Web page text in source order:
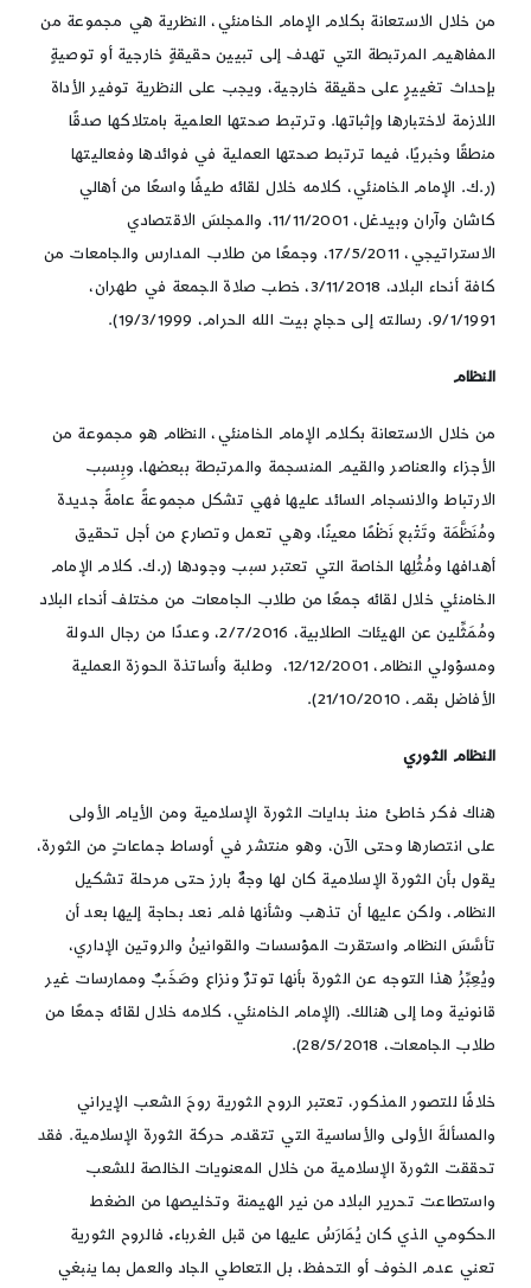
من خلال الاستعانة بكلام الإمام الخامنئي، النظرية هي مجموعة من
المفاهيم المرتبطة التي تهدف إلى تبيين حقيقةٍ خارجية أو توصيةٍ
بإحداث تغييرٍ على حقيقة خارجية، ويجب على النظرية توفير الأداة
اللازمة لاختبارها وإثباتها. وترتبط صحتها العلمية بامتلاكها صدقًا
منطقًا وخبريًا، فيما ترتبط صحتها العملية في فوائدها وفعاليتها
(ر.ك. الإمام الخامنئي، كلامه خلال لقائه طيفًا واسعًا من أهالي
كاشان وآران وبيدغل، 11/11/2001، والمجلسَ الاقتصادي
الاستراتيجي، 17/5/2011، وجمعًا من طلاب المدارس والجامعات من
كافة أنحاء البلاد، 3/11/2018، خطب صلاة الجمعة في طهران،
9/1/1991، رسالته إلى حجاج بيت الله الحرام، 19/3/1999).
النظام
من خلال الاستعانة بكلام الإمام الخامنئي، النظام هو مجموعة من
الأجزاء والعناصر والقيم المنسجمة والمرتبطة ببعضها، وبِسبب
الارتباط والانسجام السائد عليها فهي تشكل مجموعةً عامةً جديدة
ومُنَظَّمَة وتَتْبع نَظْمًا معينًا، وهي تعمل وتصارع من أجل تحقيق
أهدافها ومُثُلِها الخاصة التي تعتبر سبب وجودها (ر.ك. كلام الإمام
الخامنئي خلال لقائه جمعًا من طلاب الجامعات من مختلف أنحاء البلاد
ومُمَثِّلين عن الهيئات الطلابية، 2/7/2016، وعددًا من رجال الدولة
ومسؤولي النظام، 12/12/2001، وطلبة وأساتذة الحوزة العملية
الأفاضل بقم، 21/10/2010).
النظام الثوري
هناك فكر خاطئ منذ بدايات الثورة الإسلامية ومن الأيام الأولى
على انتصارها وحتى الآن، وهو منتشر في أوساط جماعاتٍ من الثورة،
يقول بأن الثورة الإسلامية كان لها وجهٌ بارز حتى مرحلة تشكيل
النظام، ولكن عليها أن تذهب وشأنها فلم نعد بحاجة إليها بعد أن
تأسَّسَ النظام واستقرت المؤسسات والقوانينُ والروتين الإداري،
ويُعِبِّرُ هذا التوجه عن الثورة بأنها توترٌ ونزاع وصَخَبٌ وممارسات غير
قانونية وما إلى هنالك. (الإمام الخامنئي، كلامه خلال لقائه جمعًا من
طلاب الجامعات، 28/5/2018).
خلافًا للتصور المذكور، تعتبر الروح الثورية روحَ الشعب الإيراني
والمسألةَ الأولى والأساسية التي تتقدم حركة الثورة الإسلامية. فقد
تحققت الثورة الإسلامية من خلال المعنويات الخالصة للشعب
واستطاعت تحرير البلاد من نير الهيمنة وتخليصها من الضغط
الحكومي الذي كان يُمَارَسُ عليها من قبل الغرباء. فالروح الثورية
تعني عدم الخوف أو التحفظ، بل التعاطي الجاد والعمل بما ينبغي